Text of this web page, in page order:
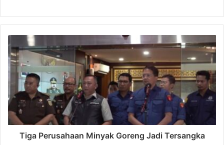
Tiga Perusahaan Minyak Goreng Jadi Tersangka